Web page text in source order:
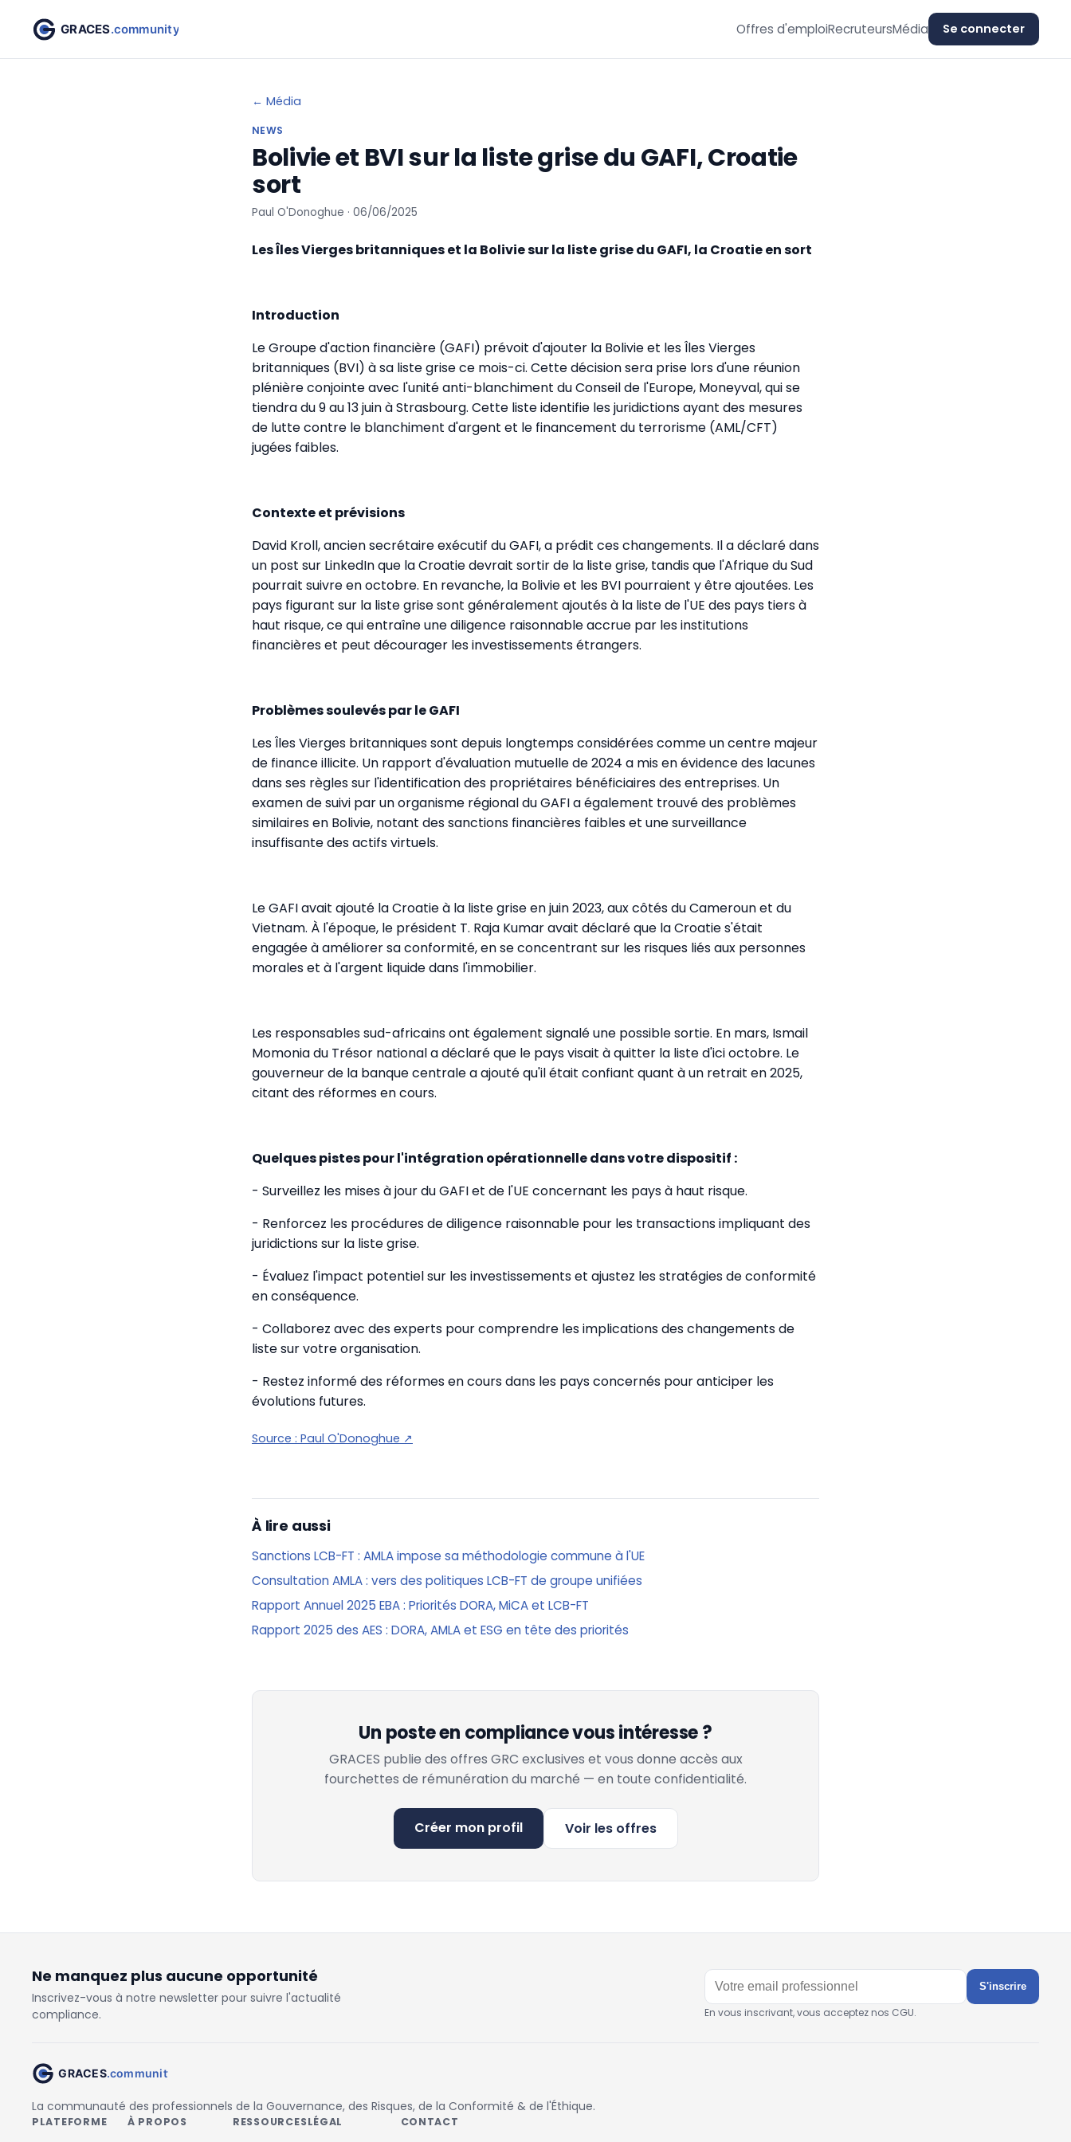
Offres d'emploiRecruteursMédia Se connecter
← Média
NEWS
Bolivie et BVI sur la liste grise du GAFI, Croatie
sort
Paul O'Donoghue · 06/06/2025
Les Îles Vierges britanniques et la Bolivie sur la liste grise du GAFI, la Croatie en sort
Introduction
Le Groupe d'action financière (GAFI) prévoit d'ajouter la Bolivie et les Îles Vierges
britanniques (BVI) à sa liste grise ce mois-ci. Cette décision sera prise lors d'une réunion
plénière conjointe avec l'unité anti-blanchiment du Conseil de l'Europe, Moneyval, qui se
tiendra du 9 au 13 juin à Strasbourg. Cette liste identifie les juridictions ayant des mesures
de lutte contre le blanchiment d'argent et le financement du terrorisme (AML/CFT)
jugées faibles.
Contexte et prévisions
David Kroll, ancien secrétaire exécutif du GAFI, a prédit ces changements. Il a déclaré dans
un post sur LinkedIn que la Croatie devrait sortir de la liste grise, tandis que l'Afrique du Sud
pourrait suivre en octobre. En revanche, la Bolivie et les BVI pourraient y être ajoutées. Les
pays figurant sur la liste grise sont généralement ajoutés à la liste de l'UE des pays tiers à
haut risque, ce qui entraîne une diligence raisonnable accrue par les institutions
financières et peut décourager les investissements étrangers.
Problèmes soulevés par le GAFI
Les Îles Vierges britanniques sont depuis longtemps considérées comme un centre majeur
de finance illicite. Un rapport d'évaluation mutuelle de 2024 a mis en évidence des lacunes
dans ses règles sur l'identification des propriétaires bénéficiaires des entreprises. Un
examen de suivi par un organisme régional du GAFI a également trouvé des problèmes
similaires en Bolivie, notant des sanctions financières faibles et une surveillance
insuffisante des actifs virtuels.
Le GAFI avait ajouté la Croatie à la liste grise en juin 2023, aux côtés du Cameroun et du
Vietnam. À l'époque, le président T. Raja Kumar avait déclaré que la Croatie s'était
engagée à améliorer sa conformité, en se concentrant sur les risques liés aux personnes
morales et à l'argent liquide dans l'immobilier.
Les responsables sud-africains ont également signalé une possible sortie. En mars, Ismail
Momonia du Trésor national a déclaré que le pays visait à quitter la liste d'ici octobre. Le
gouverneur de la banque centrale a ajouté qu'il était confiant quant à un retrait en 2025,
citant des réformes en cours.
Quelques pistes pour l'intégration opérationnelle dans votre dispositif :
- Surveillez les mises à jour du GAFI et de l'UE concernant les pays à haut risque.
- Renforcez les procédures de diligence raisonnable pour les transactions impliquant des
juridictions sur la liste grise.
- Évaluez l'impact potentiel sur les investissements et ajustez les stratégies de conformité
en conséquence.
- Collaborez avec des experts pour comprendre les implications des changements de
liste sur votre organisation.
- Restez informé des réformes en cours dans les pays concernés pour anticiper les
évolutions futures.
Source : Paul O'Donoghue ↗
À lire aussi
Sanctions LCB-FT : AMLA impose sa méthodologie commune à l'UE
Consultation AMLA : vers des politiques LCB-FT de groupe unifiées
Rapport Annuel 2025 EBA : Priorités DORA, MiCA et LCB-FT
Rapport 2025 des AES : DORA, AMLA et ESG en tête des priorités
Un poste en compliance vous intéresse ?
GRACES publie des offres GRC exclusives et vous donne accès aux
fourchettes de rémunération du marché — en toute confidentialité.
Créer mon profil Voir les offres
Ne manquez plus aucune opportunité
Inscrivez-vous à notre newsletter pour suivre l'actualité
compliance.
S'inscrire
En vous inscrivant, vous acceptez nos CGU.
La communauté des professionnels de la Gouvernance, des Risques, de la Conformité & de l'Éthique.
PLATEFORME À PROPOS RESSOURCESLÉGAL CONTACT